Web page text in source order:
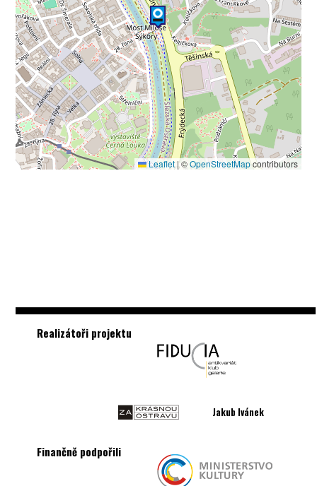
Leaflet |©OpenStreetMapcontributors
Realizátoři projektu
Jakub Ivánek
Finančně podpořili